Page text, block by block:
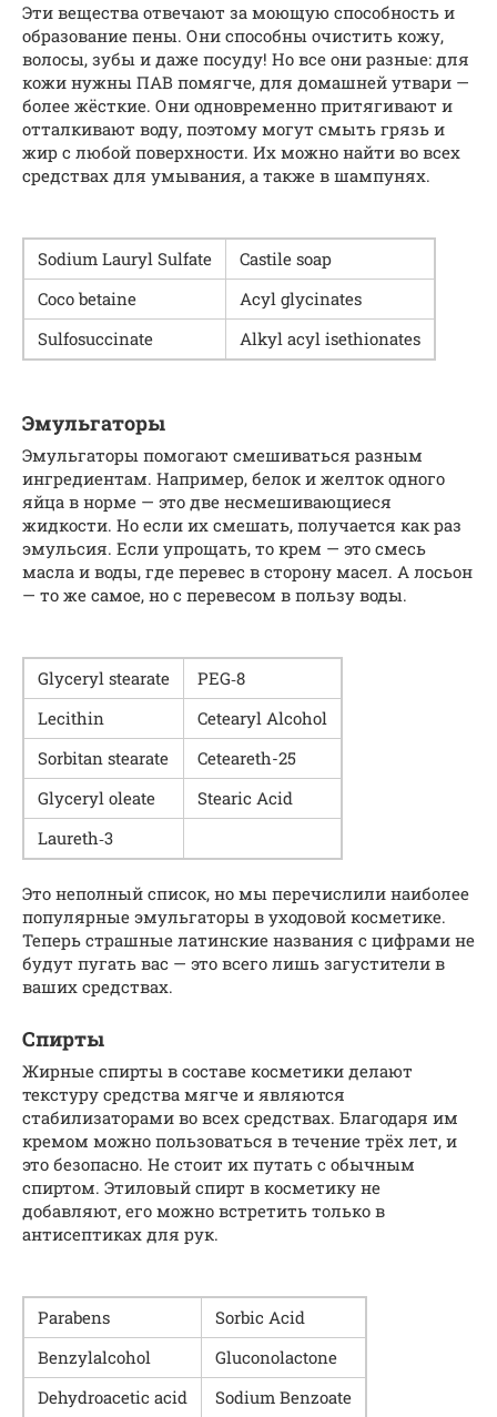
Эти вещества отвечают за моющую способность и
образование пены. Они способны очистить кожу,
волосы, зубы и даже посуду! Но все они разные: для
кожи нужны ПАВ помягче, для домашней утвари —
более жёсткие. Они одновременно притягивают и
отталкивают воду, поэтому могут смыть грязь и
жир с любой поверхности. Их можно найти во всех
средствах для умывания, а также в шампунях.
Sodi­um Lau­ryl Sulfate
Castile soap
Coco betaine
Acyl gly­ci­nates
Sul­fo­s­uc­ci­nate
Alkyl acyl isethionates
Эмульгаторы
Эмульгаторы помогают смешиваться разным
ингредиентам. Например, белок и желток одного
яйца в норме — это две несмешивающиеся
жидкости. Но если их смешать, получается как раз
эмульсия. Если упрощать, то крем — это смесь
масла и воды, где перевес в сторону масел. А лосьон
— то же самое, но с перевесом в пользу воды.
Glyc­eryl stearate
PEG‑8
Lecithin
Cetearyl Alco­hol
Sor­bi­tan stearate
Ceteareth-25
Glyc­eryl oleate
Stearic Acid
Laureth‑3
Это неполный список, но мы перечислили наиболее
популярные эмульгаторы в уходовой косметике.
Теперь страшные латинские названия с цифрами не
будут пугать вас — это всего лишь загустители в
ваших средствах.
Спирты
Жирные спирты в составе косметики делают
текстуру средства мягче и являются
стабилизаторами во всех средствах. Благодаря им
кремом можно пользоваться в течение трёх лет, и
это безопасно. Не стоит их путать с обычным
спиртом. Этиловый спирт в косметику не
добавляют, его можно встретить только в
антисептиках для рук.
Parabens
Sor­bic Acid
Ben­zy­lal­co­hol
Glu­cono­lac­tone
Dehy­droacetic acid
Sodi­um Benzoate